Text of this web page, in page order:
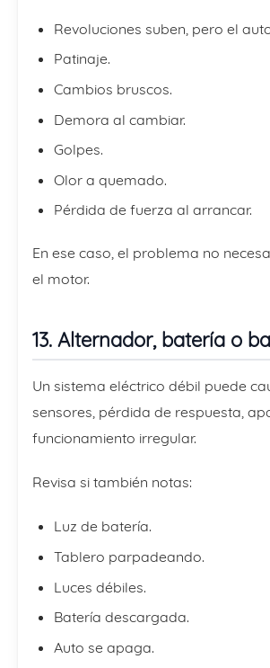
Revoluciones suben, pero el
Patinaje.
Cambios bruscos.
Demora al cambiar.
Golpes.
Olor a quemado.
Pérdida de fuerza al arrancar.
En ese caso, el problema no
el motor.
13. Alternador, batería o
Un sistema eléctrico débil puede
sensores, pérdida de respuesta,
funcionamiento irregular.
Revisa si también notas:
Luz de batería.
Tablero parpadeando.
Luces débiles.
Batería descargada.
Auto se apaga.